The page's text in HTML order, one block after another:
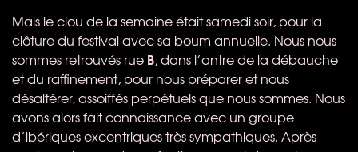
Mais le clou de la semaine était samedi soir, pour la
clôture du festival avec sa boum annuelle. Nous nous
sommes retrouvés rue B, dans l’antre de la débauche
et du raffinement, pour nous préparer et nous
désaltérer, assoiffés perpétuels que nous sommes. Nous
avons alors fait connaissance avec un groupe
d’ibériques excentriques très sympathiques. Après